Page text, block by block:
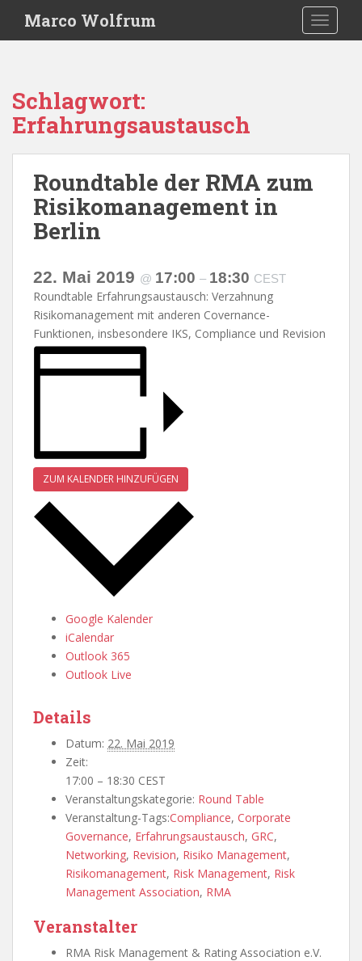
i
Marco Wolfrum
Schlagwort:
Erfahrungsaustausch
Roundtable der RMA zum
Risikomanagement in
Berlin
22. Mai 2019 @ 17:00 – 18:30 CEST
Roundtable Erfahrungsaustausch: Verzahnung
Risikomanagement mit anderen Covernance-
Funktionen, insbesondere IKS, Compliance und Revision
ZUM KALENDER HINZUFÜGEN
Google Kalender
iCalendar
Outlook 365
Outlook Live
Details
Datum: 22. Mai 2019
Zeit:
17:00 – 18:30 CEST
Veranstaltungskategorie: Round Table
Veranstaltung-Tags:Compliance, Corporate
Governance, Erfahrungsaustausch, GRC,
Networking, Revision, Risiko Management,
Risikomanagement, Risk Management, Risk
Management Association, RMA
Veranstalter
RMA Risk Management & Rating Association e.V.